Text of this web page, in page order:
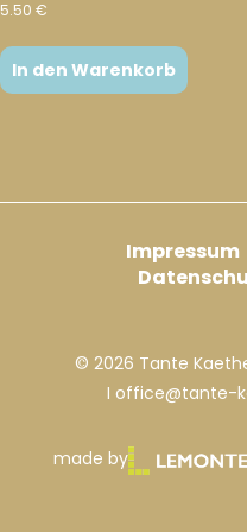
5.50 €
In den Warenkorb
Impressum
© 2026 Tante
I office@tante-
made by